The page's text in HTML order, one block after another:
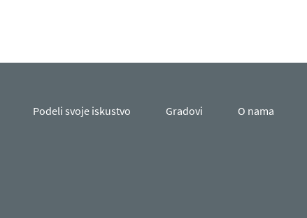
Podeli svoje iskustvo Gradovi O nama